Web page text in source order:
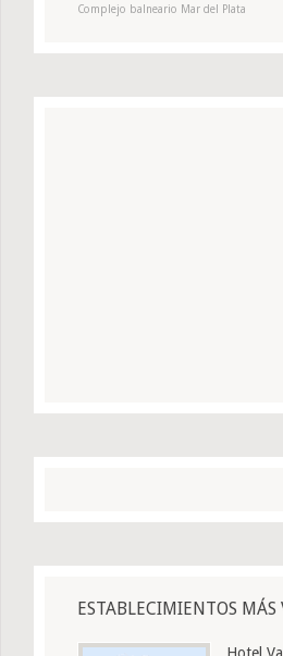
Complejo balneario Mar del Plata
ESTABLECIMIENTOS MÁS